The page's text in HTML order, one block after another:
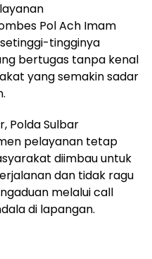
Pol Ach Imam
tingginya
bertugas tanpa kenal
yang semakin sadar
Polda Sulbar
pelayanan tetap
diimbau untuk
dan tidak ragu
melalui call
di lapangan.